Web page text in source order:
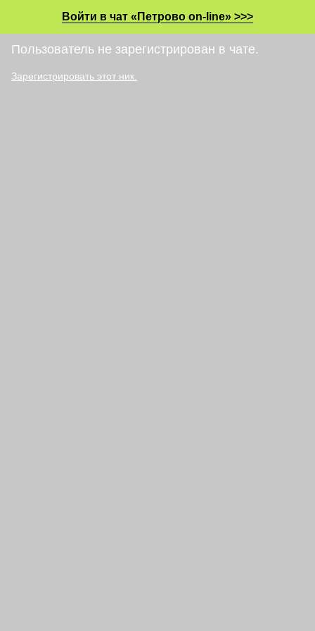
Войти в чат «Петрово on-line» >>>
Пользователь не зарегистрирован в чате.
Зарегистрировать этот ник.